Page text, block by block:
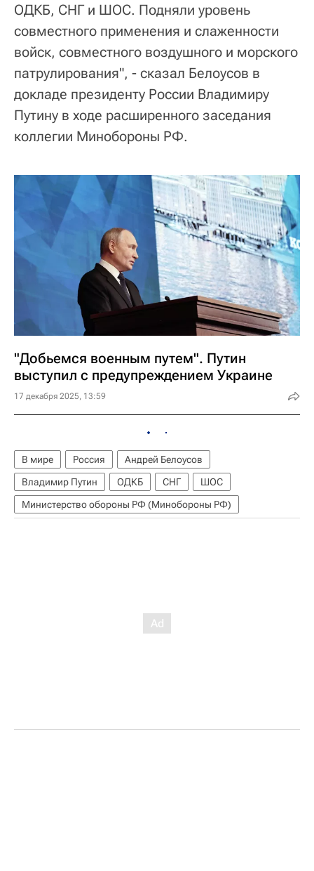
ОДКБ, СНГ и ШОС. Подняли уровень
совместного применения и слаженности
войск, совместного воздушного и морского
патрулирования", - сказал Белоусов в
докладе президенту России Владимиру
Путину в ходе расширенного заседания
коллегии Минобороны РФ.
"Добьемся военным путем". Путин
выступил с предупреждением Украине
17 декабря 2025, 13:59
В мире Россия
Андрей Белоусов
Владимир Путин
ОДКБ СНГ
ШОС
Министерство обороны РФ (Минобороны РФ)